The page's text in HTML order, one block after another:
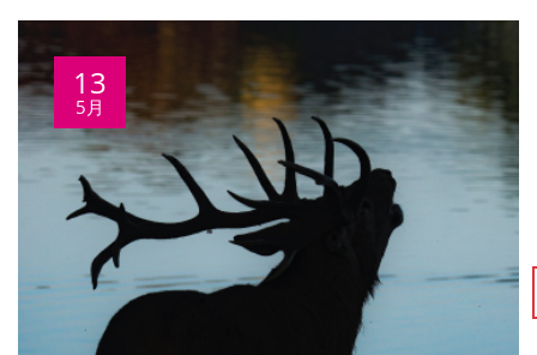
13
5月